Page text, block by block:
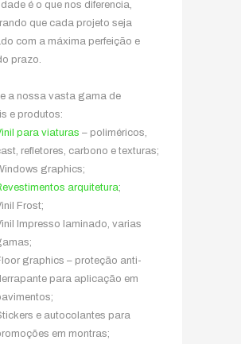
é o que nos diferencia,
que cada projeto seja
com a máxima perfeição e
prazo.
a nossa vasta gama de
e produtos:
para viaturas – poliméricos,
refletores, carbono e texturas;
graphics;
arquitetura;
Frost;
Impresso laminado, varias
graphics – proteção anti-
para aplicação em
e autocolantes para
em montras;